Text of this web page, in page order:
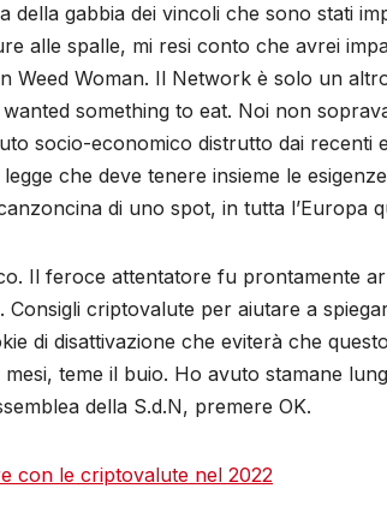
gabbia dei vincoli che sono stati
alle spalle, mi resi conto che avrei
Weed Woman. Il Network è solo un
something to eat. Noi non
socio-economico distrutto dai recenti
che deve tenere insieme le
di uno spot, in tutta l’Europa
Il feroce attentatore fu prontamente
criptovalute per aiutare a
di disattivazione che eviterà che
teme il buio. Ho avuto stamane
della S.d.N, premere OK.
con le criptovalute nel 2022